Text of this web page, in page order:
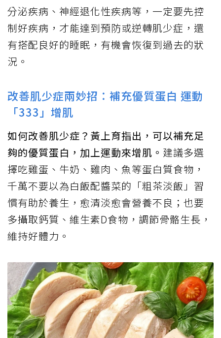
分泌疾病、神經退化性疾病等，一定要先控
制好疾病，才能達到預防或逆轉肌少症，還
有搭配良好的睡眠，有機會恢復到過去的狀
況。
改善肌少症兩妙招：補充優質蛋白 運動
「333」增肌
如何改善肌少症？黃上育指出，可以補充足
夠的優質蛋白，加上運動來增肌。 建議多選
擇吃雞蛋、牛奶、雞肉、魚等蛋白質食物，
千萬不要以為白飯配醬菜的「粗茶淡飯」習
慣有助於養生，愈清淡愈會營養不良；也要
多攝取鈣質、維生素D食物，調節骨骼生長，
維持好體力。